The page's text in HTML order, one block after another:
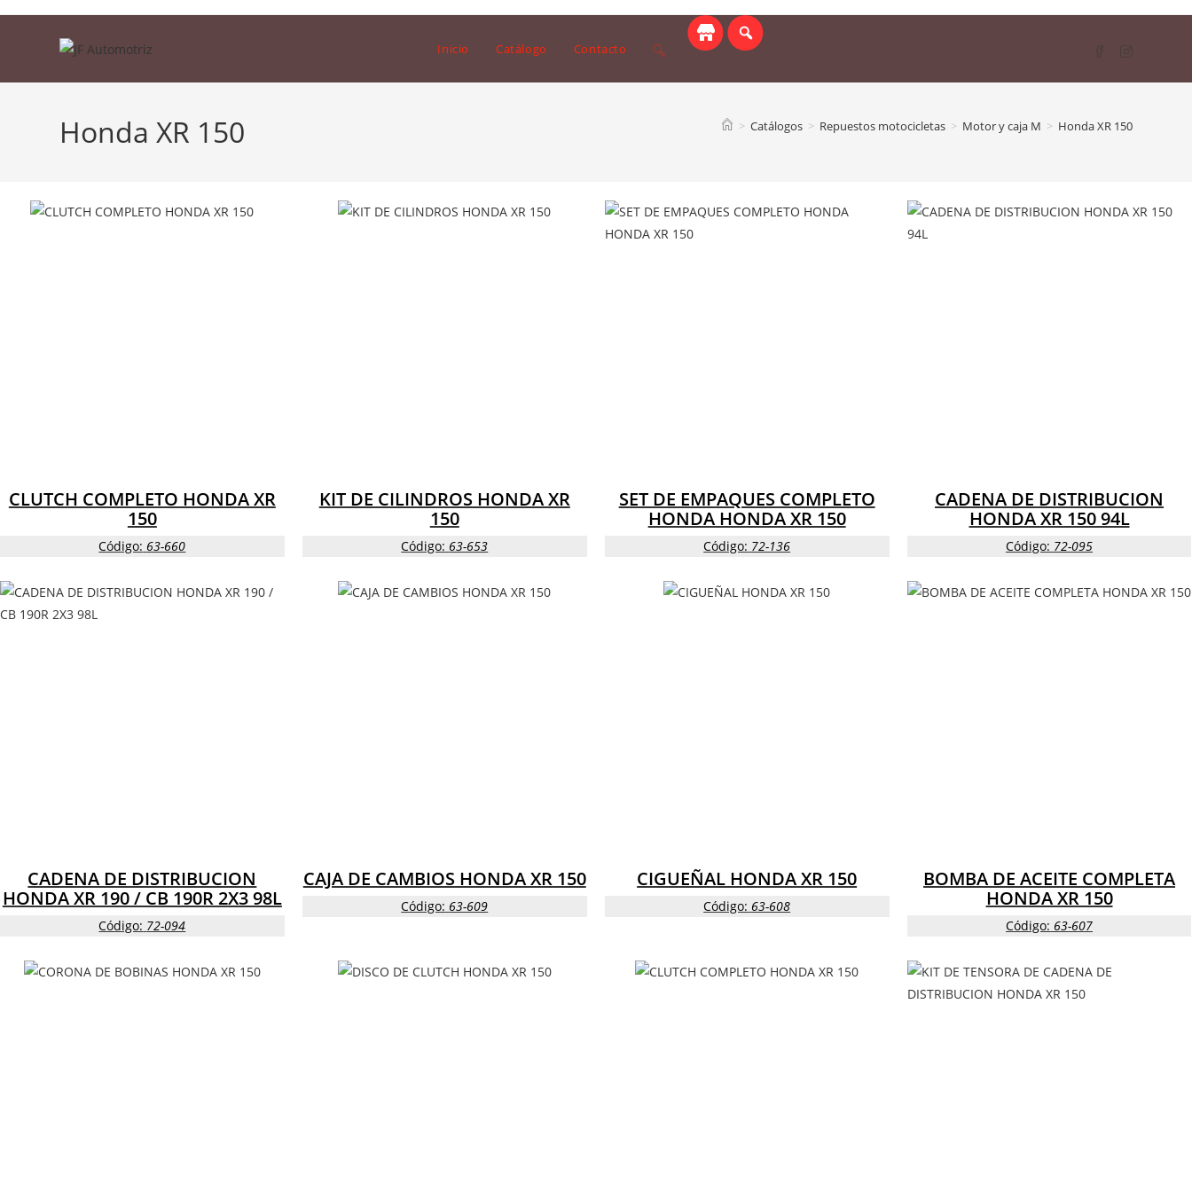
Inicio Catálogo Contacto Toggle
Honda XR 150 > Catálogos > Repuestos motocicletas > Motor y caja M > Honda XR 150
CLUTCH COMPLETO HONDA XR
150
Código: 63-660
KIT DE CILINDROS HONDA XR
150
Código: 63-653
SET DE EMPAQUES COMPLETO
HONDA HONDA XR 150
Código: 72-136
CADENA DE DISTRIBUCION
HONDA XR 150 94L
Código: 72-095
CADENA DE DISTRIBUCION
HONDA XR 190 / CB 190R 2X3 98L
Código: 72-094
CAJA DE CAMBIOS HONDA XR 150
Código: 63-609
CIGUEÑAL HONDA XR 150
Código: 63-608
BOMBA DE ACEITE COMPLETA
HONDA XR 150
Código: 63-607